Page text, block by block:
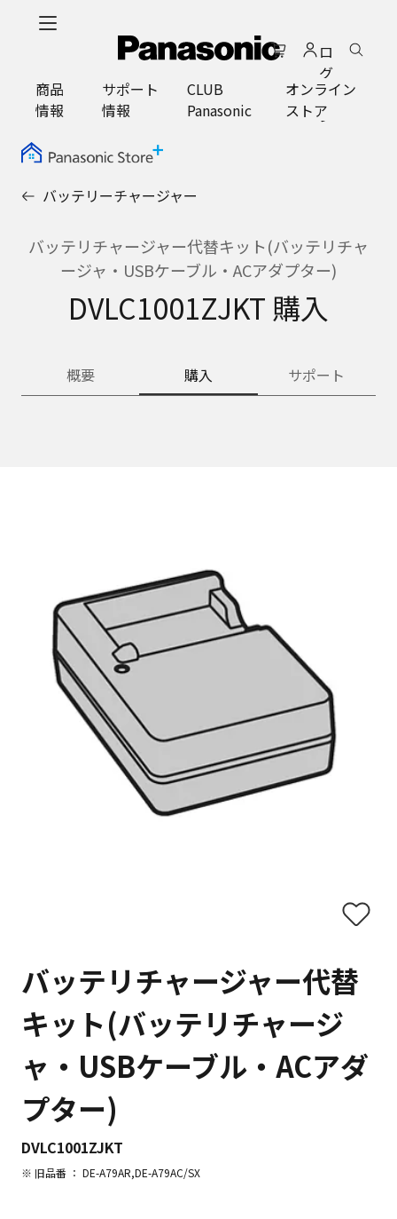
ロ
グ
イ
ン
商品
情報
サポート
情報
CLUB
Panasonic
オンライン
ストア
バッテリーチャージャー
バッテリチャージャー代替キット(バッテリチャ
ージャ・USBケーブル・ACアダプター)
DVLC1001ZJKT 購入
概要 購入 サポート
バッテリチャージャー代替
キット(バッテリチャージ
ャ・USBケーブル・ACアダ
プター)
DVLC1001ZJKT
※ 旧品番 ： DE-A79AR,DE-A79AC/SX